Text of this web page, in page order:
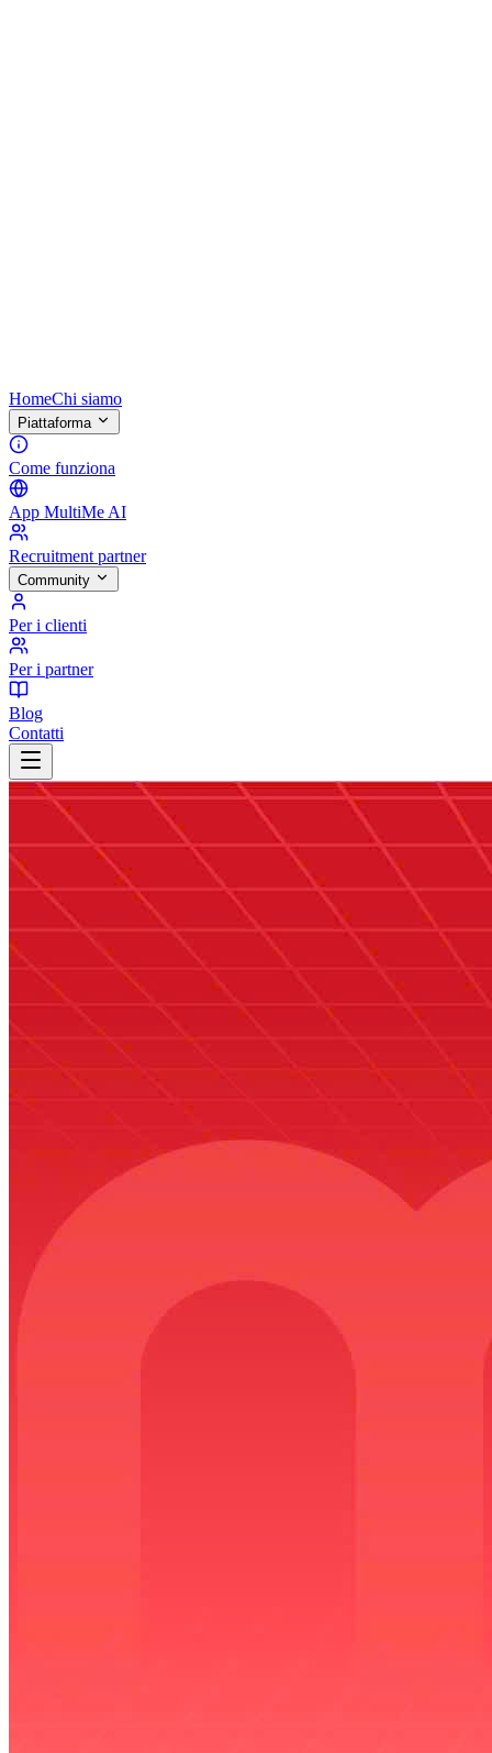
HomeChi siamo
Piattaforma
Come funziona
App MultiMe AI
Recruitment partner
Community
Per i clienti
Per i partner
Blog
Contatti